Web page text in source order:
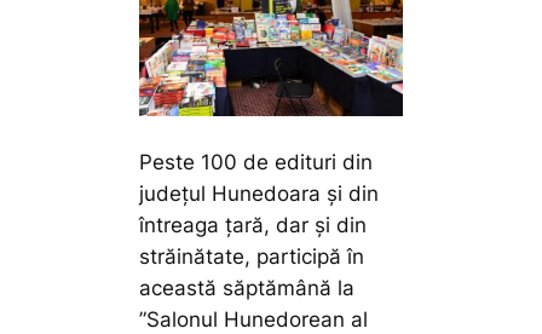
Peste 100 de edituri din
județul Hunedoara și din
întreaga țară, dar și din
străinătate, participă în
această săptămână la
”Salonul Hunedorean al